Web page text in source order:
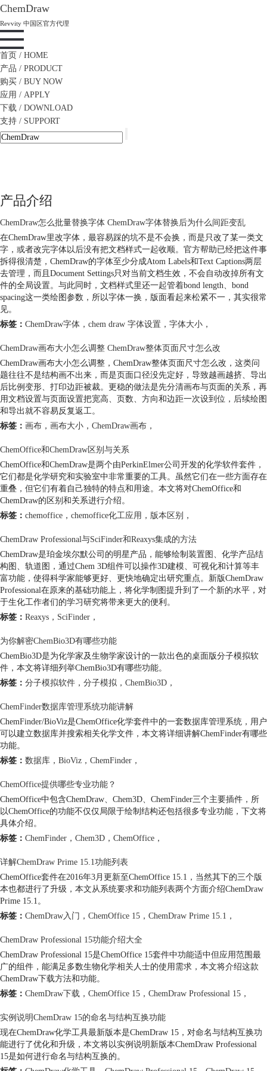
ChemDraw
Revvity 中国区官方代理
首页 / HOME
产品 / PRODUCT
购买 / BUY NOW
应用 / APPLY
下载 / DOWNLOAD
支持 / SUPPORT
产品介绍
ChemDraw怎么批量替换字体 ChemDraw字体替换后为什么间距变乱
在ChemDraw里改字体，最容易踩的坑不是不会换，而是只改了某一类文
字，或者改完字体以后没有把文档样式一起收顺。官方帮助已经把这件事
拆得很清楚，ChemDraw的字体至少分成Atom Labels和Text Captions两层
去管理，而且Document Settings只对当前文档生效，不会自动改掉所有文
件的全局设置。与此同时，文档样式里还一起管着bond length、bond
spacing这一类绘图参数，所以字体一换，版面看起来松紧不一，其实很常
见。
标签： ChemDraw字体 ， chem draw 字体设置 ， 字体大小 ，
ChemDraw画布大小怎么调整 ChemDraw整体页面尺寸怎么改
ChemDraw画布大小怎么调整，ChemDraw整体页面尺寸怎么改，这类问
题往往不是结构画不出来，而是页面口径没先定好，导致越画越挤、导出
后比例变形、打印边距被裁。更稳的做法是先分清画布与页面的关系，再
用文档设置与页面设置把宽高、页数、方向和边距一次设到位，后续绘图
和导出就不容易反复返工。
标签： 画布 ， 画布大小 ， ChemDraw画布 ，
ChemOffice和ChemDraw区别与关系
ChemOffice和ChemDraw是两个由PerkinElmer公司开发的化学软件套件，
它们都是化学研究和实验室中非常重要的工具。虽然它们在一些方面存在
重叠，但它们有着自己独特的特点和用途。本文将对ChemOffice和
ChemDraw的区别和关系进行介绍。
标签： chemoffice ， chemoffice化工应用 ， 版本区别 ，
ChemDraw Professional与SciFinder和Reaxys集成的方法
ChemDraw是珀金埃尔默公司的明星产品，能够绘制装置图、化学产品结
构图、轨道图，通过Chem 3D组件可以操作3D建模、可视化和计算等丰
富功能，使得科学家能够更好、更快地确定出研究重点。新版ChemDraw
Professional在原来的基础功能上，将化学制图提升到了一个新的水平，对
于生化工作者们的学习研究将带来更大的便利。
标签： Reaxys ， SciFinder ，
为你解密ChemBio3D有哪些功能
ChemBio3D是为化学家及生物学家设计的一款出色的桌面版分子模拟软
件，本文将详细列举ChemBio3D有哪些功能。
标签： 分子模拟软件 ， 分子模拟 ， ChemBio3D ，
ChemFinder数据库管理系统功能讲解
ChemFinder/BioViz是ChemOffice化学套件中的一套数据库管理系统，用户
可以建立数据库并搜索相关化学文件，本文将详细讲解ChemFinder有哪些
功能。
标签： 数据库 ， BioViz ， ChemFinder ，
ChemOffice提供哪些专业功能？
ChemOffice中包含ChemDraw、Chem3D、ChemFinder三个主要插件，所
以ChemOffice的功能不仅仅局限于绘制结构还包括很多专业功能，下文将
具体介绍。
标签： ChemFinder ， Chem3D ， ChemOffice ，
详解ChemDraw Prime 15.1功能列表
ChemOffice套件在2016年3月更新至ChemOffice 15.1，当然其下的三个版
本也都进行了升级，本文从系统要求和功能列表两个方面介绍ChemDraw
Prime 15.1。
标签： ChemDraw入门 ， ChemOffice 15 ， ChemDraw Prime 15.1 ，
ChemDraw Professional 15功能介绍大全
ChemDraw Professional 15是ChemOffice 15套件中功能适中但应用范围最
广的组件，能满足多数生物化学相关人士的使用需求，本文将介绍这款
ChemDraw下载方法和功能。
标签： ChemDraw下载 ， ChemOffice 15 ， ChemDraw Professional 15 ，
实例说明ChemDraw 15的命名与结构互换功能
现在ChemDraw化学工具最新版本是ChemDraw 15，对命名与结构互换功
能进行了优化和升级，本文将以实例说明新版本ChemDraw Professional
15是如何进行命名与结构互换的。